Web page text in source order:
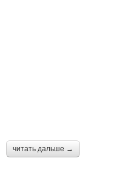
читать дальше →